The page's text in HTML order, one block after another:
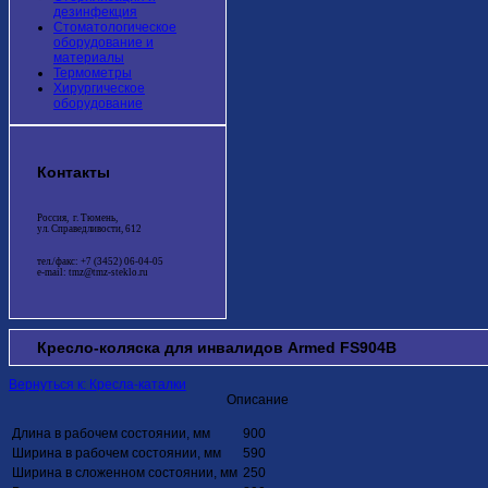
дезинфекция
Стоматологическое
оборудование и
материалы
Термометры
Хирургическое
оборудование
Контакты
Россия, г. Тюмень,
ул. Справедливости, 612
тел./факс: +7 (3452) 06-04-05
e-mail: tmz@tmz-steklo.ru
Кресло-коляска для инвалидов Armed FS904В
Вернуться к: Кресла-каталки
Описание
Длина в рабочем состоянии, мм
900
Ширина в рабочем состоянии, мм
590
Ширина в сложенном состоянии, мм 250